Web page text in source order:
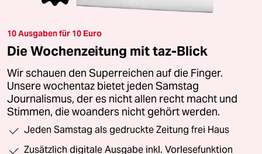
10 Ausgaben für 10 Euro
Die Wochenzeitung mit taz-Blick
Wir schauen den Superreichen auf die Finger.
Unsere wochentaz bietet jeden Samstag
Journalismus, der es nicht allen recht macht und
Stimmen, die woanders nicht gehört werden.
Jeden Samstag als gedruckte Zeitung frei Haus
Zusätzlich digitale Ausgabe inkl. Vorlesefunktion